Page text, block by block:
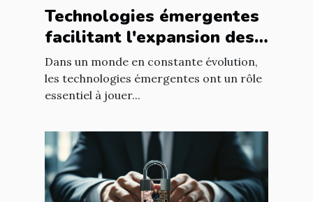
Technologies émergentes
facilitant l'expansion des
entreprises
Dans un monde en constante évolution,
les technologies émergentes ont un rôle
essentiel à jouer...